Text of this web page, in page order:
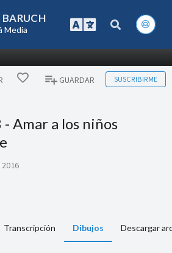
BARUCH
Media
GUARDAR SUSCRIBIRME
Amar a los niños
2016
Transcripción Dibujos Descargar